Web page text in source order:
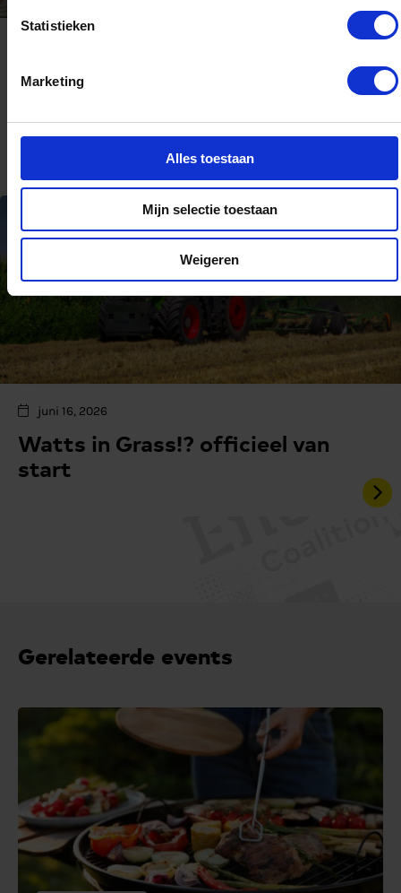
Statistieken
Marketing
Alles toestaan
Mijn selectie toestaan
Weigeren
Interreg-project Watts in
Grass!? viert officiële start met
kick-off op New Energy Forum
juni 16, 2026
Watts in Grass!? officieel van
start
Gerelateerde events